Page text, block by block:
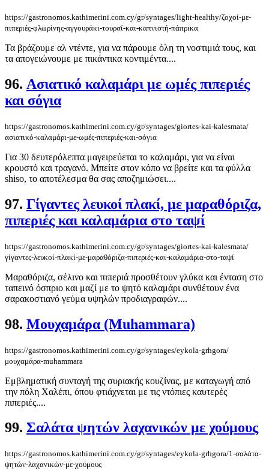
https://gastronomos.kathimerini.com.cy/gr/syntages/light-healthy/ζοχοί-με-
πιπεριές-φλωρίνης-αγγουράκι-τουρσί-και-καπνιστή-πάπρικα
Τα βράζουμε αλ ντέντε, για να πάρουμε όλη τη νοστιμιά τους, και
τα απογειώνουμε με πικάντικα κοντιμέντα....
96. Ασιατικό καλαμάρι με ωμές πιπεριές
και σόγια
https://gastronomos.kathimerini.com.cy/gr/syntages/giortes-kai-kalesmata/
ασιατικό-καλαμάρι-με-ωμές-πιπεριές-και-σόγια
Για 30 δευτερόλεπτα μαγειρεύεται το καλαμάρι, για να είναι
κρουστό και τραγανό. Μπείτε στον κόπο να βρείτε και τα φύλλα
shiso, το αποτέλεσμα θα σας αποζημιώσει....
97. Γίγαντες λευκοί πλακί, με μαραθόριζα,
πιπεριές και καλαμάρια στο ταψί
https://gastronomos.kathimerini.com.cy/gr/syntages/giortes-kai-kalesmata/
γίγαντες-λευκοί-πλακί-με-μαραθόριζα-πιπεριές-και-καλαμάρια-στο-ταψί
Μαραθόριζα, σέλινο και πιπεριά προσθέτουν γλύκα και ένταση στο
ταπεινό όσπριο και μαζί με το ψητό καλαμάρι συνθέτουν ένα
σαρακοστιανό γεύμα υψηλών προδιαγραφών....
98. Μουχαμάρα (Muhammara)
https://gastronomos.kathimerini.com.cy/gr/syntages/eykola-grhgora/
μουχαμάρα-muhammara
Εμβληματική συνταγή της συριακής κουζίνας, με καταγωγή από
την πόλη Χαλέπι, όπου φτιάχνεται με τις ντόπιες καυτερές
πιπεριές....
99. Σαλάτα ψητών λαχανικών με χούμους
https://gastronomos.kathimerini.com.cy/gr/syntages/eykola-grhgora/1-σαλάτα-
ψητών-λαχανικών-με-χούμους